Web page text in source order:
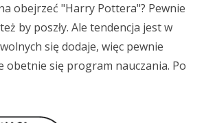
obejrzeć "Harry Pottera"? Pewnie
by poszły. Ale tendencja jest w
się dodaje, więc pewnie
obetnie się program nauczania. Po